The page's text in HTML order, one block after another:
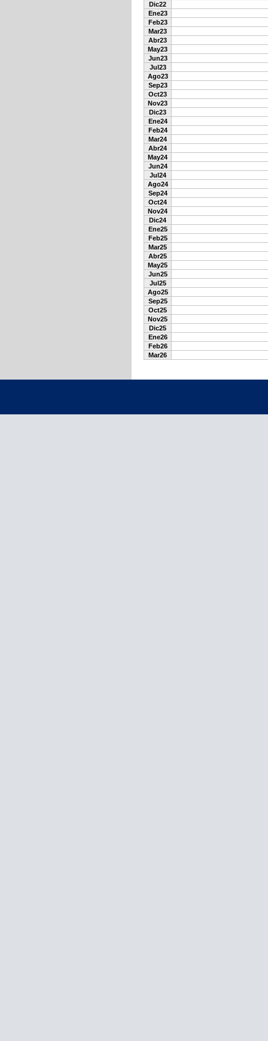
Dic22
Ene23
Feb23
Mar23
Abr23
May23
Jun23
Jul23
Ago23
Sep23
Oct23
Nov23
Dic23
Ene24
Feb24
Mar24
Abr24
May24
Jun24
Jul24
Ago24
Sep24
Oct24
Nov24
Dic24
Ene25
Feb25
Mar25
Abr25
May25
Jun25
Jul25
Ago25
Sep25
Oct25
Nov25
Dic25
Ene26
Feb26
Mar26